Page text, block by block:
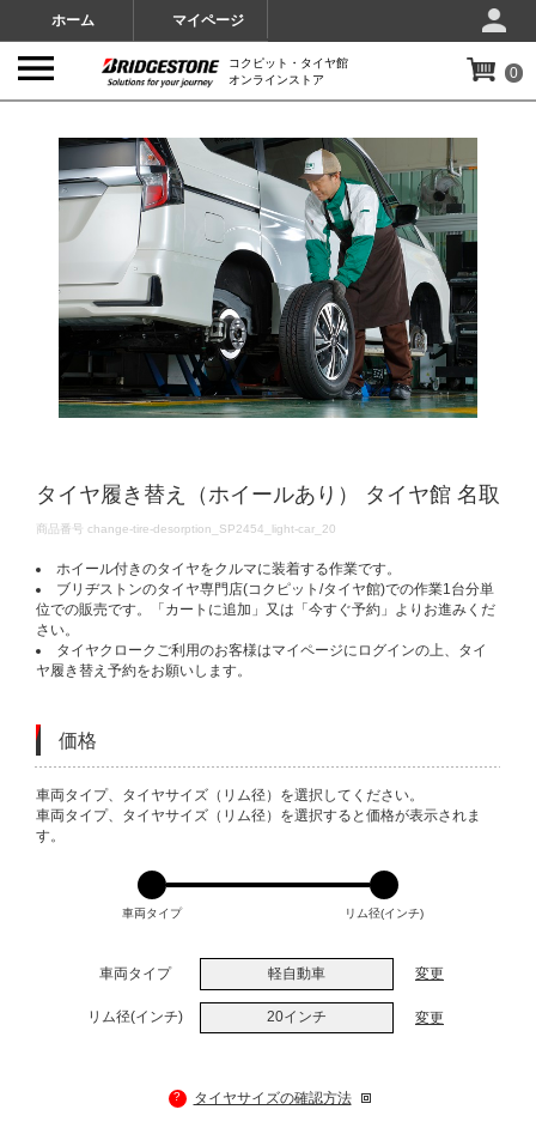
ホーム マイページ
コクピット・タイヤ館
オンラインストア
0
タイヤ履き替え（ホイールあり） タイヤ館 名取
DETAILS
商品番号 change-tire-desorption_SP2454_light-car_20
ホイール付きのタイヤをクルマに装着する作業です。
ブリヂストンのタイヤ専門店(コクピット/タイヤ館)での作業1台分単
位での販売です。「カートに追加」又は「今すぐ予約」よりお進みくだ
さい。
タイヤクロークご利用のお客様はマイページにログインの上、タイ
ヤ履き替え予約をお願いします。
価格
VARIATIONS
車両タイプ、タイヤサイズ（リム径）を選択してください。
車両タイプ、タイヤサイズ（リム径）を選択すると価格が表示されま
す。
車両タイプ リム径(インチ)
車両タイプ 軽自動車 変更
リム径(インチ) 20インチ 変更
? タイヤサイズの確認方法